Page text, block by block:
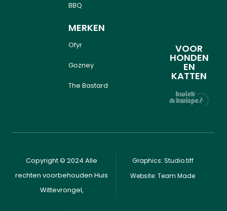
BBQ
MERKEN
Ofyr
Gozney
The Bastard
VOOR
HONDEN
EN
KATTEN
Copyright © 2024 Alle
rechten voorbehouden Huis
Wittevrongel,
Graphics: Studio.tiff
Website: Team Made